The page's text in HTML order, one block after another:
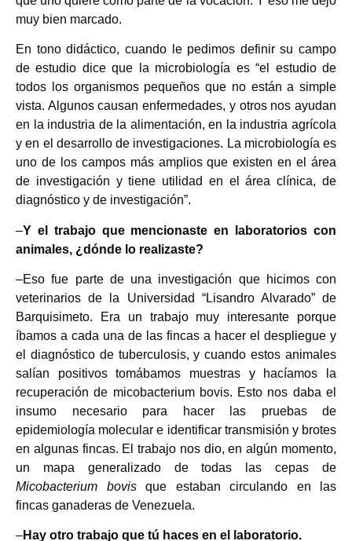
muy bien marcado.
En tono didáctico, cuando le pedimos definir su campo
de estudio dice que la microbiología es “el estudio de
todos los organismos pequeños que no están a simple
vista. Algunos causan enfermedades, y otros nos ayudan
en la industria de la alimentación, en la industria agrícola
y en el desarrollo de investigaciones. La microbiología es
uno de los campos más amplios que existen en el área
de investigación y tiene utilidad en el área clínica, de
diagnóstico y de investigación”.
–Y el trabajo que mencionaste en laboratorios con
animales, ¿dónde lo realizaste?
–Eso fue parte de una investigación que hicimos con
veterinarios de la Universidad “Lisandro Alvarado” de
Barquisimeto. Era un trabajo muy interesante porque
íbamos a cada una de las fincas a hacer el despliegue y
el diagnóstico de tuberculosis, y cuando estos animales
salían positivos tomábamos muestras y hacíamos la
recuperación de micobacterium bovis. Esto nos daba el
insumo necesario para hacer las pruebas de
epidemiología molecular e identificar transmisión y brotes
en algunas fincas. El trabajo nos dio, en algún momento,
un mapa generalizado de todas las cepas de
Micobacterium bovisque estaban circulando en las
fincas ganaderas de Venezuela.
–Hay otro trabajo que tú haces en el laboratorio.